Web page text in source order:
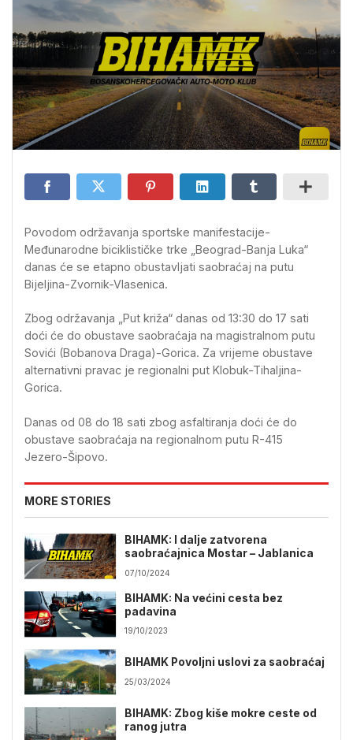
Povodom održavanja sportske manifestacije-
Međunarodne biciklističke trke „Beograd-Banja Luka“
danas će se etapno obustavljati saobraćaj na putu
Bijeljina-Zvornik-Vlasenica.
Zbog održavanja „Put križa“ danas od 13:30 do 17 sati
doći će do obustave saobraćaja na magistralnom putu
Sovići (Bobanova Draga)-Gorica. Za vrijeme obustave
alternativni pravac je regionalni put Klobuk-Tihaljina-
Gorica.
Danas od 08 do 18 sati zbog asfaltiranja doći će do
obustave saobraćaja na regionalnom putu R-415
Jezero-Šipovo.
MORE STORIES
BIHAMK: I dalje zatvorena
saobraćajnica Mostar – Jablanica
07/10/2024
BIHAMK: Na većini cesta bez
padavina
19/10/2023
BIHAMK Povoljni uslovi za saobraćaj
25/03/2024
BIHAMK: Zbog kiše mokre ceste od
ranog jutra